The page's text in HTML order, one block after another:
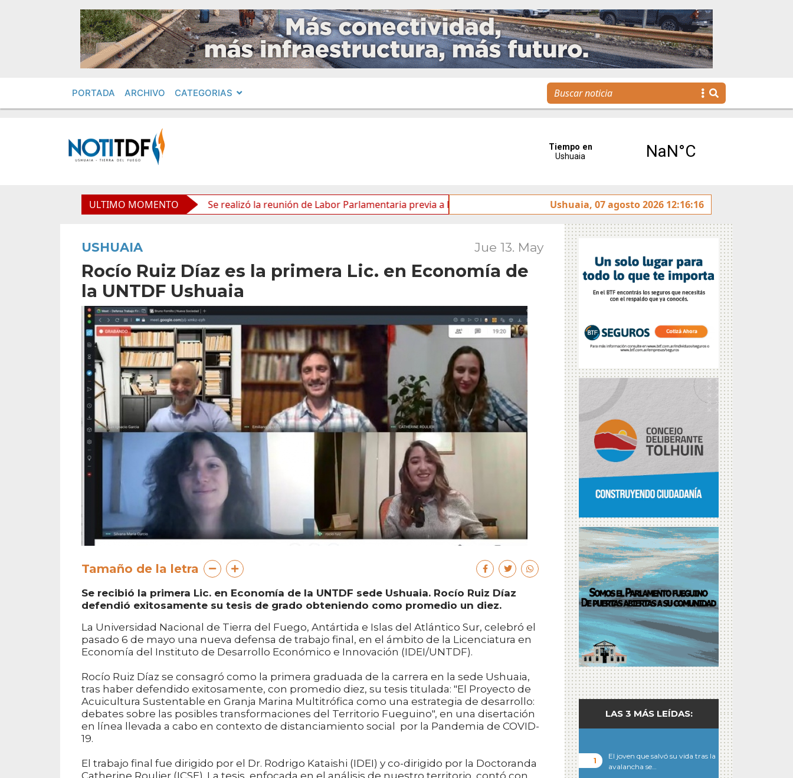
PORTADA ARCHIVO CATEGORIAS
ULTIMO MOMENTO
políticos por «ficha limpia» Se realizó la reunión de Labor Parlamentaria previa a la 5.ª Sesión Ordinaria La Escuela Municipal de Emprendedores impulsa la
Ushuaia, 07 agosto 2026 12:16:16
USHUAIA Jue 13. May
Rocío Ruiz Díaz es la primera Lic. en Economía de
la UNTDF Ushuaia
Tamaño de la letra
Se recibió la primera Lic. en Economía de la UNTDF sede Ushuaia. Rocío Ruiz Díaz
defendió exitosamente su tesis de grado obteniendo como promedio un diez.
La Universidad Nacional de Tierra del Fuego, Antártida e Islas del Atlántico Sur, celebró el
pasado 6 de mayo una nueva defensa de trabajo final, en el ámbito de la Licenciatura en
Economía del Instituto de Desarrollo Económico e Innovación (IDEI/UNTDF).
Rocío Ruiz Díaz se consagró como la primera graduada de la carrera en la sede Ushuaia,
tras haber defendido exitosamente, con promedio diez, su tesis titulada: "El Proyecto de
Acuicultura Sustentable en Granja Marina Multitrófica como una estrategia de desarrollo:
debates sobre las posibles transformaciones del Territorio Fueguino", en una disertación
en línea llevada a cabo en contexto de distanciamiento social por la Pandemia de COVID-
19.
El trabajo final fue dirigido por el Dr. Rodrigo Kataishi (IDEI) y co-dirigido por la Doctoranda
Catherine Roulier (ICSE). La tesis, enfocada en el análisis de nuestro territorio, contó con
LAS 3 MÁS LEÍDAS:
El joven que salvó su vida tras la
avalancha se…